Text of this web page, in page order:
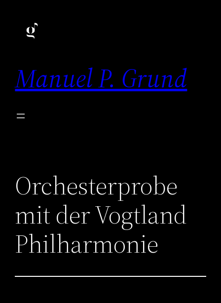
springen
Manuel P. Grund
Orchesterprobe
mit der Vogtland
Philharmonie